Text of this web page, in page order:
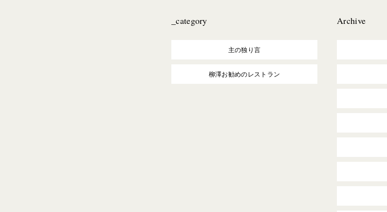
_category
主の独り言
柳澤お勧めのレストラン
Archive